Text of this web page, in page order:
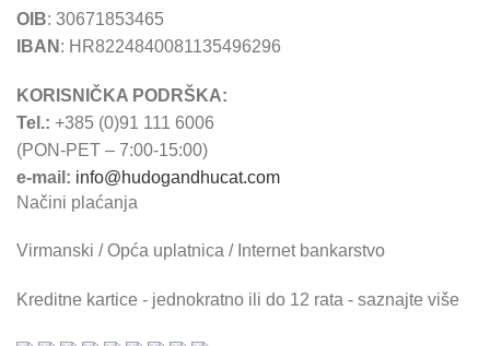
OIB: 30671853465
IBAN : HR8224840081135496296
KORISNIČKA PODRŠKA:
Tel.: +385 (0)91 111 6006
(PON-PET – 7:00-15:00)
e-mail: info@hudogandhucat.com
Načini plaćanja
Virmanski / Opća uplatnica / Internet bankarstvo
Kreditne kartice - jednokratno ili do 12 rata - saznajte više